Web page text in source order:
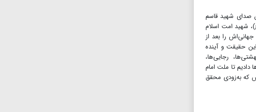
صدای شهید قاسم
شهید امت اسلام
را بعد از
حقیقت و آینده
رجایی‌ها،
دادیم تا ملت امام
که به‌زودی محقق